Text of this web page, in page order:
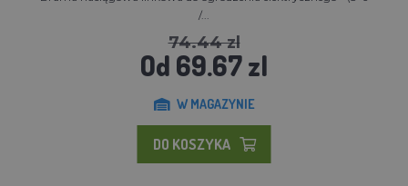
/...
74.44 zl
Od 69.67 zl
W MAGAZYNIE
DO KOSZYKA